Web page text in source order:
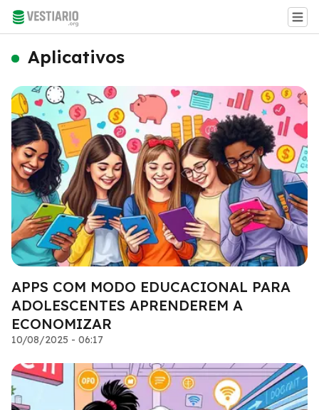
Aplicativos
APPS COM MODO EDUCACIONAL PARA
ADOLESCENTES APRENDEREM A
ECONOMIZAR
10/08/2025 - 06:17